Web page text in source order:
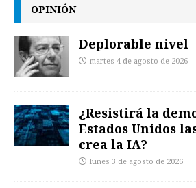
OPINIÓN
Deplorable nivel
martes 4 de agosto de 2026
¿Resistirá la
Estados Unidos
crea la IA?
lunes 3 de agosto de 2026